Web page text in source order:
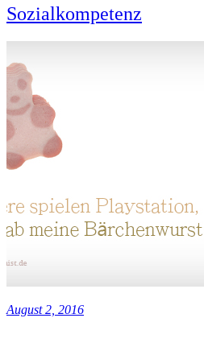
Sozialkompetenz
August 2, 2016